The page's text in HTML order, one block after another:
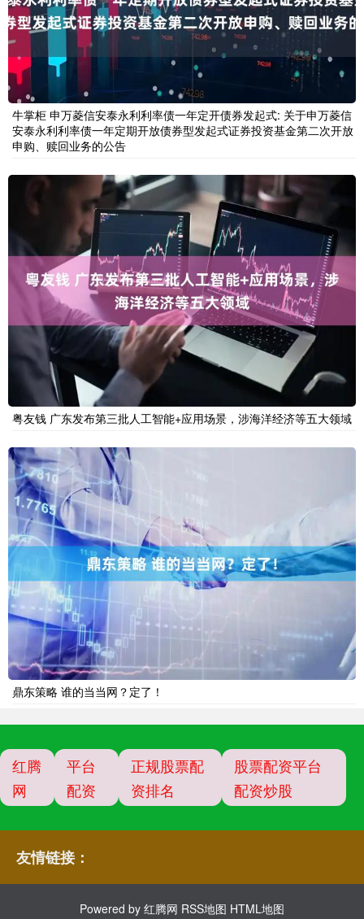
牛掌柜 申万菱信安泰永利利率债一年定开债券发起式: 关于申万菱信
安泰永利利率债一年定期开放债券型发起式证券投资基金第二次开放
申购、赎回业务的公告
粤友钱 广东发布第三批人工智能+应用场景，涉海洋经济等五大领域
鼎东策略 谁的当当网？定了！
红腾
网
平台
配资
正规股票配
资排名
股票配资平台
配资炒股
友情链接：
Powered by 红腾网 RSS地图 HTML地图